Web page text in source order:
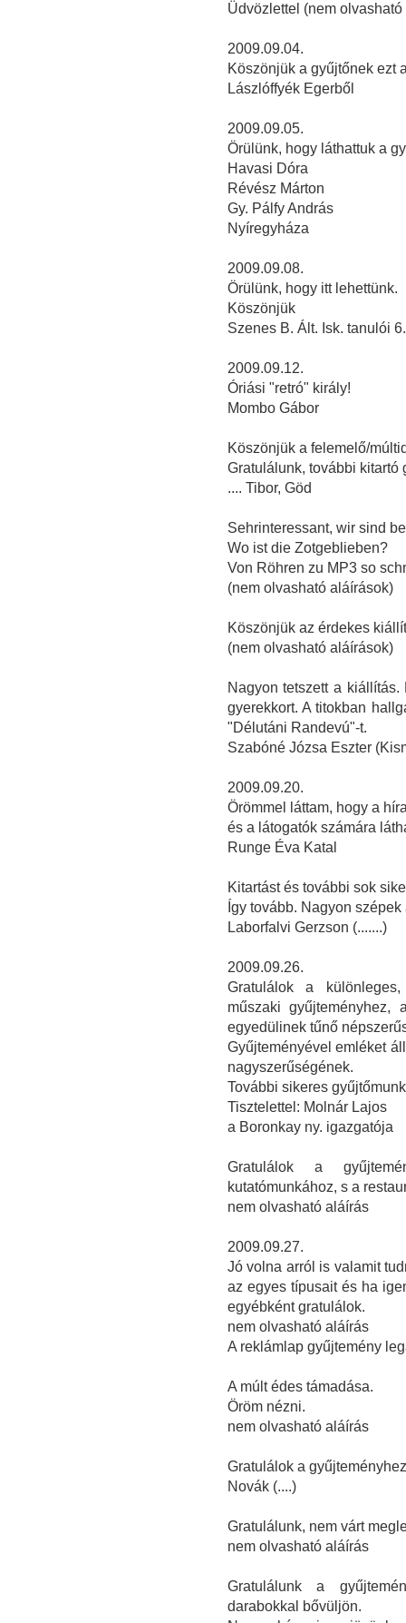
Üdvözlettel (nem olvasható
2009.09.04.
Köszönjük a gyűjtőnek ezt
Lászlóffyék Egerből
2009.09.05.
Örülünk, hogy láthattuk a
Havasi Dóra
Révész Márton
Gy. Pálfy András
Nyíregyháza
2009.09.08.
Örülünk, hogy itt lehettünk.
Köszönjük
Szenes B. Ált. Isk. tanulói
2009.09.12.
Óriási "retró" király!
Mombo Gábor
Köszönjük a felemelő/
Gratulálunk, további kitartó
.... Tibor, Göd
Sehrinteressant, wir sind
Wo ist die Zotgeblieben?
Von Röhren zu MP3 so
(nem olvasható aláírások)
Köszönjük az érdekes
(nem olvasható aláírások)
Nagyon tetszett a
gyerekkort. A titokban
"Délutáni Randevú"-t.
Szabóné Józsa Eszter
2009.09.20.
Örömmel láttam, hogy a
és a látogatók számára
Runge Éva Katal
Kitartást és további sok
Így tovább. Nagyon szépek
Laborfalvi Gerzson (.......)
2009.09.26.
Gratulálok a
műszaki
egyedülinek tűnő
Gyűjteményével emléket
nagyszerűségének.
További sikeres
Tisztelettel: Molnár Lajos
a Boronkay ny. igazgatója
Gratulálok a
kutatómunkához, s a
nem olvasható aláírás
2009.09.27.
Jó volna arról is valamit
az egyes típusait és ha
egyébként gratulálok.
nem olvasható aláírás
A reklámlap gyűjtemény
A múlt édes támadása.
Öröm nézni.
nem olvasható aláírás
Gratulálok a
Novák (....)
Gratulálunk, nem várt
nem olvasható aláírás
Gratulálunk a
darabokkal bővüljön.